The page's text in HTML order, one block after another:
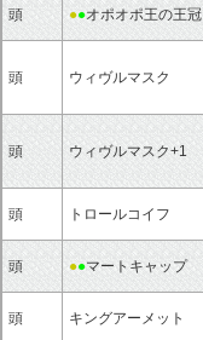
頭 ●●オポオポ王の王冠
頭 ウィヴルマスク
頭 ウィヴルマスク+1
頭 トロールコイフ
頭 ●●マートキャップ
頭 キングアーメット